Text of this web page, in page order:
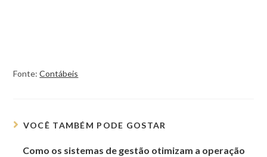
Fonte:Contábeis
VOCÊ TAMBÉM PODE GOSTAR
Como os sistemas de gestão otimizam a operação